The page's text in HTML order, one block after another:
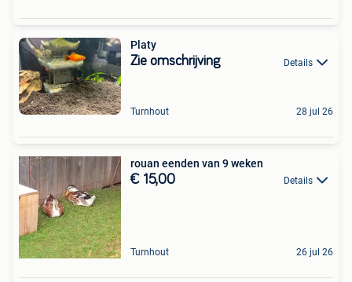
Platy
Zie omschrijving Details
Turnhout 28 jul 26
rouan eenden van 9 weken
€ 15,00 Details
Turnhout 26 jul 26